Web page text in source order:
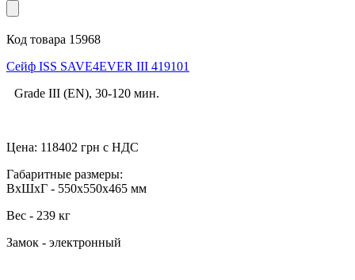
Код товара 15968
Сейф ISS SAVE4EVER III 419101
Grade III (EN), 30-120 мин.
Цена: 118402 грн с НДС
Габаритные размеры:
ВхШхГ - 550x550x465 мм
Вес - 239 кг
Замок - электронный